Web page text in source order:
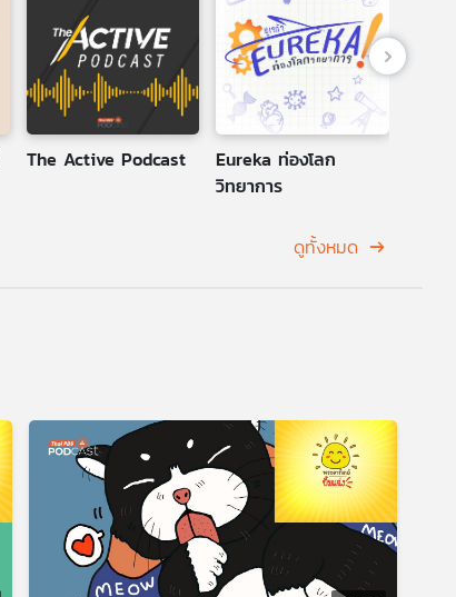
The Active Podcast
Eureka ท่องโลก
วิทยาการ
ดูทั้งหมด